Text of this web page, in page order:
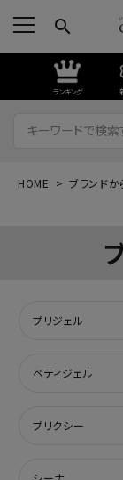
search
ランキング
HOME ブランドか
プリジェル
ベティジェル
プリクシー